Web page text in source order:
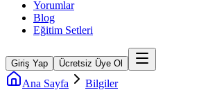
Yorumlar
Blog
Eğitim Setleri
Giriş Yap Ücretsiz Üye Ol
Ana Sayfa Bilgiler